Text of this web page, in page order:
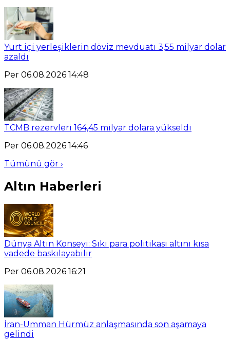
Yurt içi yerleşiklerin döviz mevduatı 3,55 milyar dolar
azaldı
Per 06.08.2026 14:48
TCMB rezervleri 164,45 milyar dolara yükseldi
Per 06.08.2026 14:46
Tümünü gör ›
Altın Haberleri
Dünya Altın Konseyi: Sıkı para politikası altını kısa
vadede baskılayabilir
Per 06.08.2026 16:21
İran-Umman Hürmüz anlaşmasında son aşamaya
gelindi